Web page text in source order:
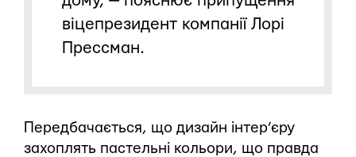
віцепрезидент компанії Лорі
Прессман.
Передбачається, що дизайн інтер’єру
захоплять пастельні кольори, що правда